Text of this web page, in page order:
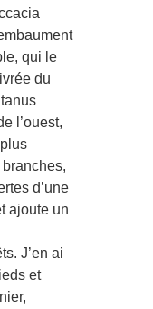
qui le
du
l’ouest,
d’une
ajoute un
J’en ai
et